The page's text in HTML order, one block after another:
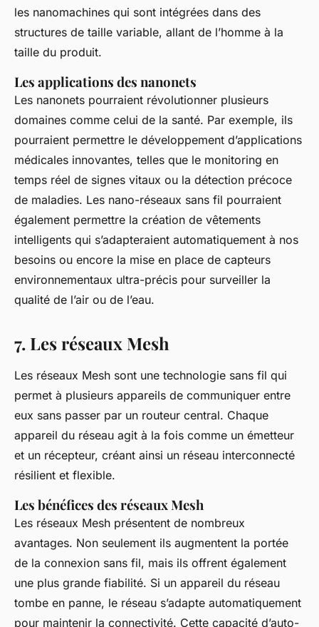
les nanomachines qui sont intégrées dans des
structures de taille variable, allant de l’homme à la
taille du produit.
Les applications des nanonets
Les nanonets pourraient révolutionner plusieurs
domaines comme celui de la santé. Par exemple, ils
pourraient permettre le développement d’applications
médicales innovantes, telles que le monitoring en
temps réel de signes vitaux ou la détection précoce
de maladies. Les nano-réseaux sans fil pourraient
également permettre la création de vêtements
intelligents qui s’adapteraient automatiquement à nos
besoins ou encore la mise en place de capteurs
environnementaux ultra-précis pour surveiller la
qualité de l’air ou de l’eau.
7. Les réseaux Mesh
Les réseaux Mesh sont une technologie sans fil qui
permet à plusieurs appareils de communiquer entre
eux sans passer par un routeur central. Chaque
appareil du réseau agit à la fois comme un émetteur
et un récepteur, créant ainsi un réseau interconnecté
résilient et flexible.
Les bénéfices des réseaux Mesh
Les réseaux Mesh présentent de nombreux
avantages. Non seulement ils augmentent la portée
de la connexion sans fil, mais ils offrent également
une plus grande fiabilité. Si un appareil du réseau
tombe en panne, le réseau s’adapte automatiquement
pour maintenir la connectivité. Cette capacité d’auto-